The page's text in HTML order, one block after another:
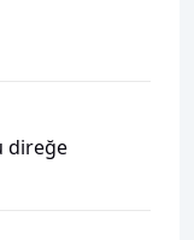
direğe